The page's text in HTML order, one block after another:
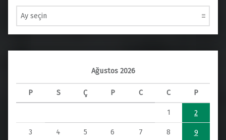
Arşivler
Ağustos 2026
P S Ç P C C P
1 2
3 4 5 6 7 8 9